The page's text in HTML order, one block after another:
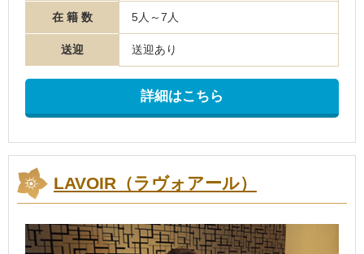
在 籍 数 5人～7人
送迎 送迎あり
詳細はこちら
LAVOIR（ラヴォアール）